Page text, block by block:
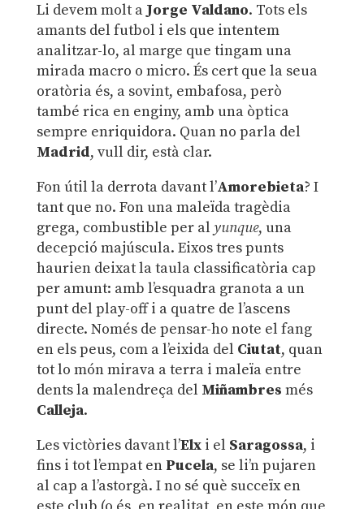
Li devem molt a Jorge Valdano. Tots els
amants del futbol i els que intentem
analitzar-lo, al marge que tingam una
mirada macro o micro. És cert que la seua
oratòria és, a sovint, embafosa, però
també rica en enginy, amb una òptica
sempre enriquidora. Quan no parla del
Madrid, vull dir, està clar.
Fon útil la derrota davant l’Amorebieta? I
tant que no. Fon una maleïda tragèdia
grega, combustible per al yunque, una
decepció majúscula. Eixos tres punts
haurien deixat la taula classificatòria cap
per amunt: amb l’esquadra granota a un
punt del play-off i a quatre de l’ascens
directe. Només de pensar-ho note el fang
en els peus, com a l’eixida del Ciutat, quan
tot lo món mirava a terra i maleïa entre
dents la malendreça del Miñambres més
Calleja.
Les victòries davant l’Elxi el Saragossa, i
fins i tot l’empat en Pucela, se li’n pujaren
al cap a l’astorgà. I no sé què succeïx en